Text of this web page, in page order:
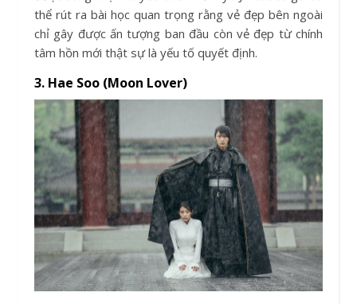
thể rút ra bài học quan trọng rằng vẻ đẹp bên ngoài
chỉ gây được ấn tượng ban đầu còn vẻ đẹp từ chính
tâm hồn mới thật sự là yếu tố quyết định.
3. Hae Soo (Moon Lover)